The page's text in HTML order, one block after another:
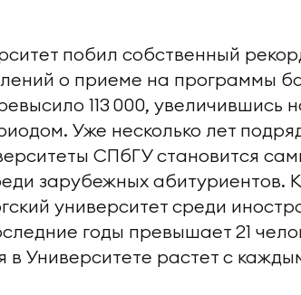
побил собственный
о приеме на программы
113 000, увеличившись
Уже несколько лет
СПбГУ становится
зарубежных абитуриентов.
университет среди
годы превышает 21
Университете растет с